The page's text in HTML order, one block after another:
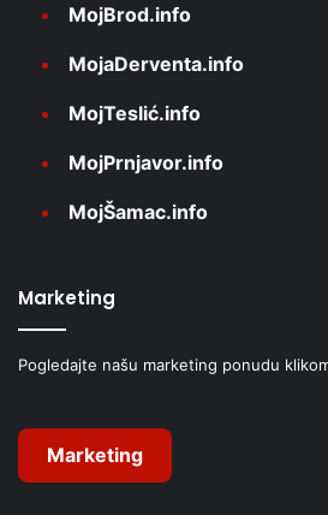
MojBrod.info
MojaDerventa.info
MojTeslić.info
MojPrnjavor.info
MojŠamac.info
Marketing
Pogledajte našu marketing ponudu
Marketing